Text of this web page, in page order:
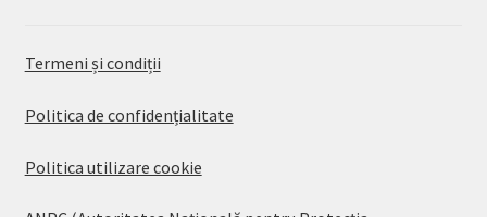
Termeni și condiții
Politica de confidențialitate
Politica utilizare cookie